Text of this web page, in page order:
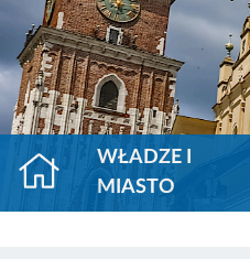
WŁADZE I
MIASTO